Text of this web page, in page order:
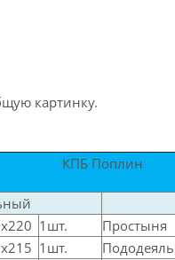
картинку.
КПБ Поплин
1шт. Простыня
1шт.